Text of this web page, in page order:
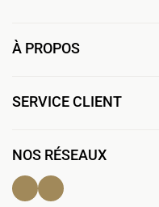
À PROPOS
SERVICE CLIENT
NOS RÉSEAUX
Facebook